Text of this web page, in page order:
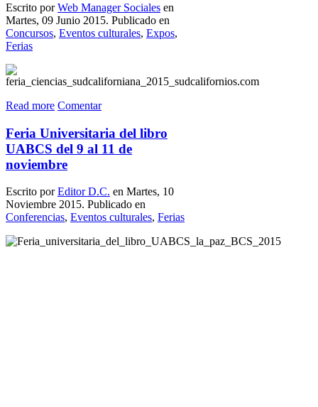
Escrito porWeb Manager Sociales en
Martes, 09 Junio 2015. Publicado en
Concursos, Eventos culturales, Expos,
Ferias
Read more Comentar
Feria Universitaria del libro
UABCS del 9 al 11 de
noviembre
Escrito porEditor D.C. en Martes, 10
Noviembre 2015. Publicado en
Conferencias, Eventos culturales, Ferias